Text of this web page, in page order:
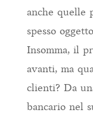
anche quelle
spesso
Insomma, il
avanti, ma
clienti? Da
bancario nel